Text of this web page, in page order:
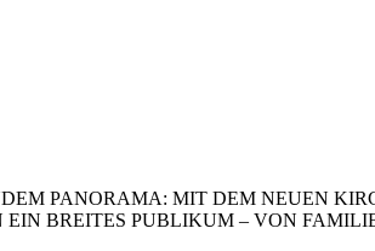
PANORAMA: MIT DEM NEUEN
BREITES PUBLIKUM – VON